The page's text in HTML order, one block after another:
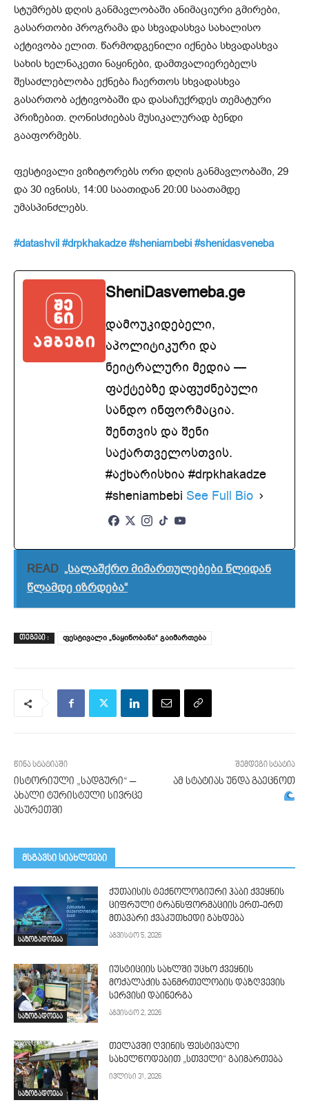
სტუმრებს დღის განმავლობაში ანიმაციური გმირები,
გასართობი პროგრამა და სხვადასხვა სახალისო
აქტივობა ელით. წარმოდგენილი იქნება სხვადასხვა
სახის ხელნაკეთი ნაყინები, დამთვალიერებელს
შესაძლებლობა ექნება ჩაერთოს სხვადასხვა
გასართობ აქტივობაში და დასაჩუქრდეს თემატური
პრიზებით. ღონისძიებას მუსიკალურად ბენდი
გააფორმებს.
ფესტივალი ვიზიტორებს ორი დღის განმავლობაში, 29
და 30 ივნისს, 14:00 საათიდან 20:00 საათამდე
უმასპინძლებს.
#datashvil #drpkhakadze #sheniambebi #shenidasveneba
SheniDasvemeba.ge
დამოუკიდებელი,
აპოლიტიკური და
ნეიტრალური მედია —
ფაქტებზე დაფუძნებული
სანდო ინფორმაცია.
შენთვის და შენი
საქართველოსთვის.
#აქხარისხია #drpkhakadze
#sheniambebi See Full Bio
READ „სალაშქრო მიმართულებები წლიდან
წლამდე იზრდება“
ᲗᲔᲒᲔᲑᲘ : ფესტივალი „ნაყინობანა“ გაიმართება
წინა სტატიაში
ისტორიული „სადგური“ –
ახალი ტურისტული სივრცე
ასურეთში
შემდეგი სტატია
ამ სტატიას უნდა გაეცნოთ
მსგავსი სიახლეები
საზოგადოება
ქუთაისის ტექნოლოგიური ჰაბი ქვეყნის
ციფრული ტრანსფორმაციის ერთ-ერთ
მთავარი ქვაკუთხედი გახდება
აგვისტო 5, 2026
საზოგადოება
იუსტიციის სახლში უცხო ქვეყნის
მოქალაქის ჯანმრთელობის დაზღვევის
სერვისი დაინერგა
აგვისტო 2, 2026
საზოგადოება
თელავში ღვინის ფესტივალი
სახელწოდებით „სთველი“ გაიმართება
ივლისი 31, 2026